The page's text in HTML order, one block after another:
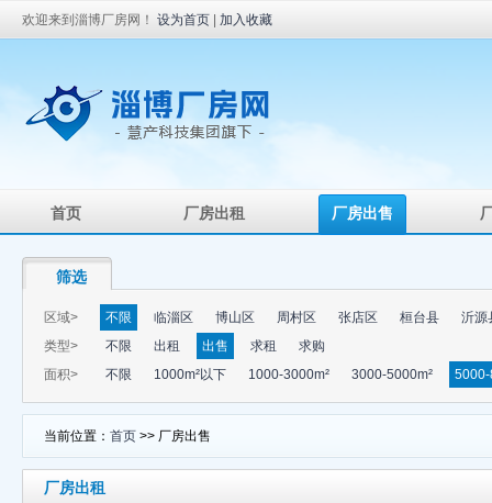
欢迎来到淄博厂房网！ 设为首页 加入收藏
首页 厂房出租 厂房出售
筛选
区域> 不限 临淄区 博山区 周村区 张店区 桓台县
沂源
类型>
不限 出租 出售 求租
求购
面积>
不限 1000m²以下 1000-3000m² 3000-5000m² 5000-
当前位置： 首页 >> 厂房出售
厂房出租